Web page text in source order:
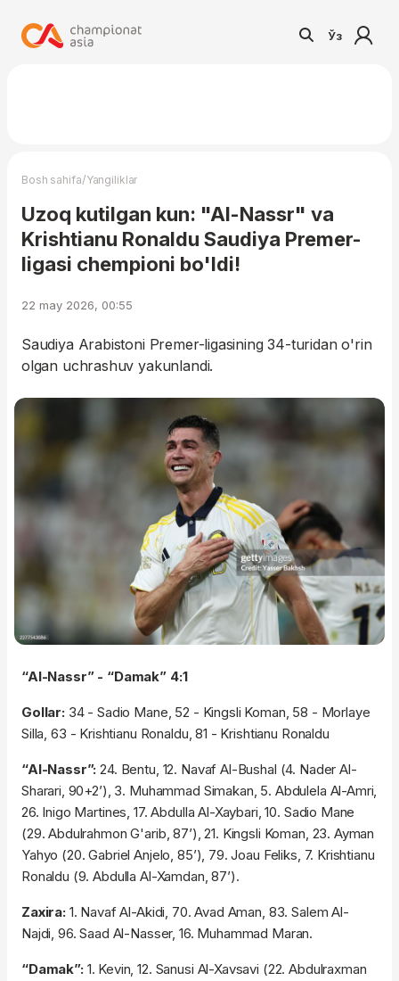
Ўз
Bosh sahifa/Yangiliklar
Uzoq kutilgan kun: "Al-Nassr" va
Krishtianu Ronaldu Saudiya Premer-
ligasi chempioni bo'ldi!
22 may 2026, 00:55
Saudiya Arabistoni Premer-ligasining 34-turidan o'rin
olgan uchrashuv yakunlandi.
“Al-Nassr” - “Damak” 4:1
Gollar: 34 - Sadio Mane, 52 - Kingsli Koman, 58 - Morlaye
Silla, 63 - Krishtianu Ronaldu, 81 - Krishtianu Ronaldu
“Al-Nassr”: 24. Bentu, 12. Navaf Al-Bushal (4. Nader Al-
Sharari, 90+2’), 3. Muhammad Simakan, 5. Abdulela Al-Amri,
26. Inigo Martines, 17. Abdulla Al-Xaybari, 10. Sadio Mane
(29. Abdulrahmon G'arib, 87’), 21. Kingsli Koman, 23. Ayman
Yahyo (20. Gabriel Anjelo, 85’), 79. Joau Feliks, 7. Krishtianu
Ronaldu (9. Abdulla Al-Xamdan, 87’).
Zaxira:1. Navaf Al-Akidi, 70. Avad Aman, 83. Salem Al-
Najdi, 96. Saad Al-Nasser, 16. Muhammad Maran.
“Damak”:1. Kevin, 12. Sanusi Al-Xavsavi (22. Abdulraxman